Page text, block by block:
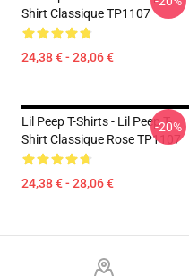
Shirt Classique TP1107
24,38 € - 28,06 €
Lil Peep T-Shirts - Lil Peep T-
Shirt Classique Rose TP1107
24,38 € - 28,06 €
-20%